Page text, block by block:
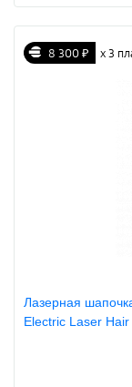
8 300 ₽ х 3
Лазерная
Electric Laser